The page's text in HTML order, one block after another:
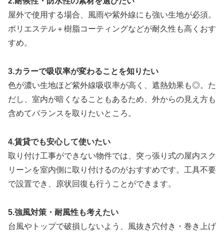
屋外で使用する場合、風雨や紫外線にも強い生地が必須。
ポリエステル＋樹脂コーティングなどが耐久性も高くおす
すめ。
3.カラーで吸収率が変わることを知りたい
色が濃い生地ほど紫外線吸収率が高く、遮熱効果も◎。た
だし、室内が暗くなることもあるため、外からの見え方も
含めてバランスを取りたいところ。
4.賃貸でも安心して使いたい
取り付け工事ができない物件では、突っ張り式の屋内スク
リーンを室内側に取り付けるのがおすすめです。工具不要
で設置でき、原状回復も行うことができます。
5.強風対策・耐風性も考えたい
台風やトップで破損しないよう、風抜き穴付き・巻き上げ